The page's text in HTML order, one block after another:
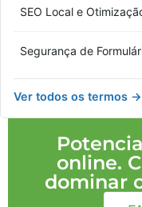
SEO Local e
Segurança de
Ver todos os termos →
online.
dominar